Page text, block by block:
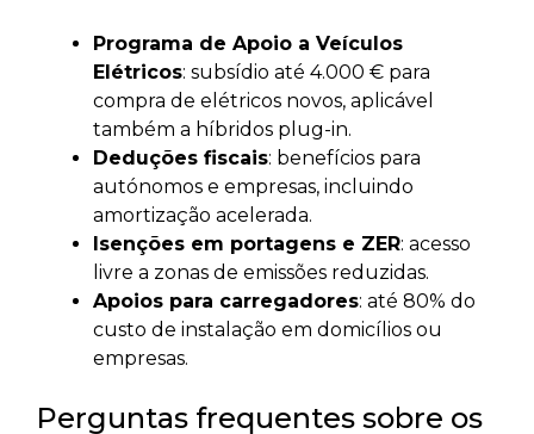
Programa de Apoio a Veículos
Elétricos: subsídio até 4.000 € para
compra de elétricos novos, aplicável
também a híbridos plug-in.
Deduções fiscais: benefícios para
autónomos e empresas, incluindo
amortização acelerada.
Isenções em portagens e ZER: acesso
livre a zonas de emissões reduzidas.
Apoios para carregadores: até 80% do
custo de instalação em domicílios ou
empresas.
Perguntas frequentes sobre os